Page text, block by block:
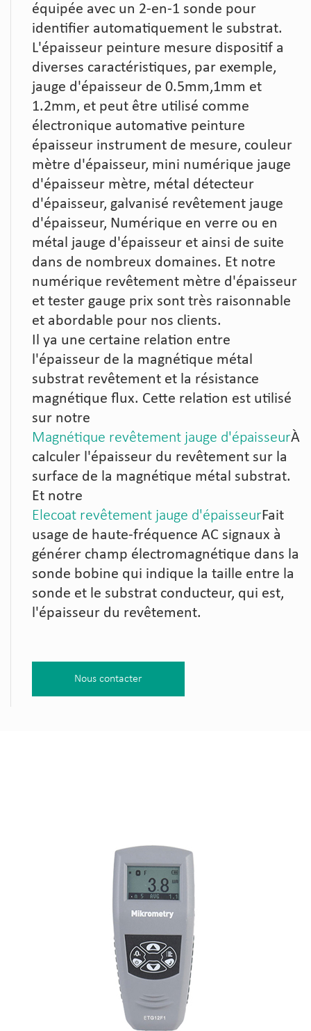
équipée avec un 2-en-1 sonde pour
identifier automatiquement le substrat.
L'épaisseur peinture mesure dispositif a
diverses caractéristiques, par exemple,
jauge d'épaisseur de 0.5mm,1mm et
1.2mm, et peut être utilisé comme
électronique automative peinture
épaisseur instrument de mesure, couleur
mètre d'épaisseur, mini numérique jauge
d'épaisseur mètre, métal détecteur
d'épaisseur, galvanisé revêtement jauge
d'épaisseur, Numérique en verre ou en
métal jauge d'épaisseur et ainsi de suite
dans de nombreux domaines. Et notre
numérique revêtement mètre d'épaisseur
et tester gauge prix sont très raisonnable
et abordable pour nos clients.
Il ya une certaine relation entre
l'épaisseur de la magnétique métal
substrat revêtement et la résistance
magnétique flux. Cette relation est utilisé
sur notre
Magnétique revêtement jauge d'épaisseurÀ
calculer l'épaisseur du revêtement sur la
surface de la magnétique métal substrat.
Et notre
Elecoat revêtement jauge d'épaisseurFait
usage de haute-fréquence AC signaux à
générer champ électromagnétique dans la
sonde bobine qui indique la taille entre la
sonde et le substrat conducteur, qui est,
l'épaisseur du revêtement.
Nous contacter